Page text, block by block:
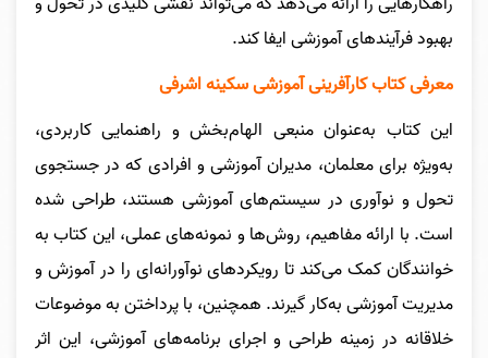
بهبود فرآیندهای آموزشی ایفا کند.
معرفی کتاب کارآفرینی آموزشی سکینه اشرفی
این کتاب به‌عنوان منبعی الهام‌بخش و راهنمایی کاربردی،
به‌ویژه برای معلمان، مدیران آموزشی و افرادی که در جستجوی
تحول و نوآوری در سیستم‌های آموزشی هستند، طراحی شده
است. با ارائه مفاهیم، روش‌ها و نمونه‌های عملی، این کتاب به
خوانندگان کمک می‌کند تا رویکردهای نوآورانه‌ای را در آموزش و
مدیریت آموزشی به‌کار گیرند. همچنین، با پرداختن به موضوعات
خلاقانه در زمینه طراحی و اجرای برنامه‌های آموزشی، این اثر